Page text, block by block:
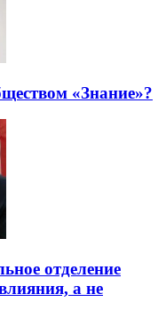
«Знание»?
отделение
а не